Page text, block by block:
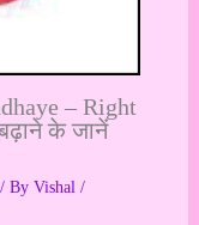
– Right
के जानें
By Vishal /